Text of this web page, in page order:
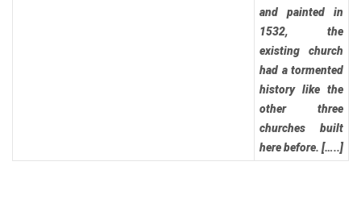
and painted in
1532, the
existing church
had a tormented
history like the
other three
churches built
here before. […..]